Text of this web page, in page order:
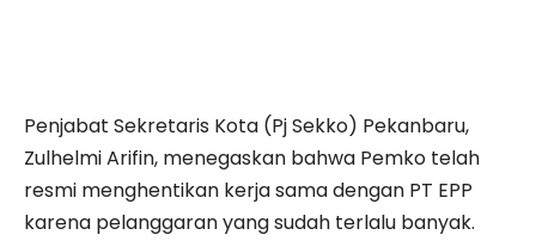
Penjabat Sekretaris Kota (Pj Sekko) Pekanbaru,
Zulhelmi Arifin, menegaskan bahwa Pemko telah
resmi menghentikan kerja sama dengan PT EPP
karena pelanggaran yang sudah terlalu banyak.